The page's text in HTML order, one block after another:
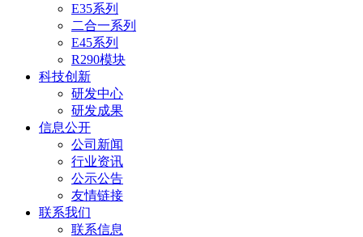
E35系列
二合一系列
E45系列
R290模块
科技创新
研发中心
研发成果
信息公开
公司新闻
行业资讯
公示公告
友情链接
联系我们
联系信息